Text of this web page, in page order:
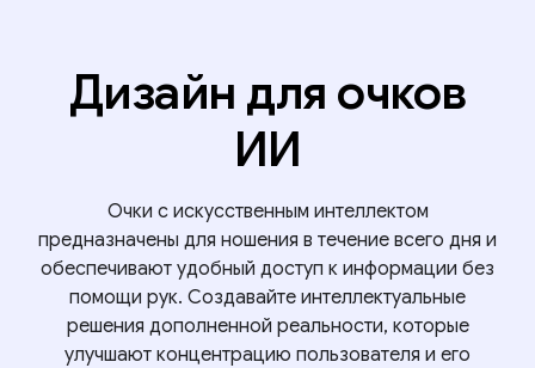
Дизайн для очков
ИИ
Очки с искусственным интеллектом
предназначены для ношения в течение всего дня и
обеспечивают удобный доступ к информации без
помощи рук. Создавайте интеллектуальные
решения дополненной реальности, которые
улучшают концентрацию пользователя и его